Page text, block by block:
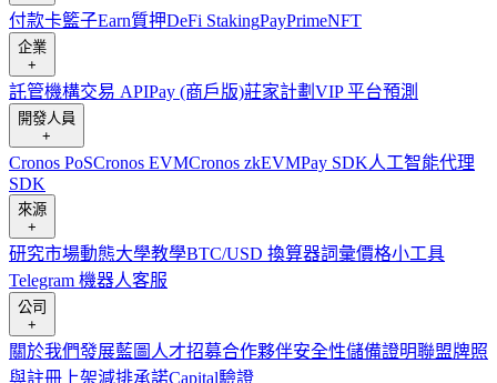
付款卡籃子Earn質押DeFi StakingPayPrimeNFT
企業
+
託管機構交易 APIPay (商戶版)莊家計劃 VIP 平台預測
開發人員
+
Cronos PoSCronos EVMCronos zkEVMPay SDK人工智能代理
SDK
來源
+
研究市場動態大學教學BTC/USD 換算器詞彙價格小工具
Telegram 機器人客服
公司
+
關於我們發展藍圖 人才招募合作夥伴安全性儲備證明聯盟牌照
與註冊 上架減排承諾Capital驗證